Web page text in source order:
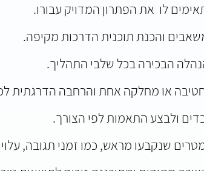
לו את הפתרון המדויק עבורו.
והכנת תוכנית הדרכות מקיפה.
הבכירה בכל שלבי התהליך.
או מחלקה אחת והרחבה הדרגתית
ולבצע התאמות לפי הצורך.
שנקבעו מראש, כמו זמני תגובה,